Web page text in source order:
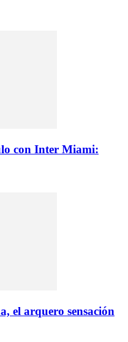
con Inter Miami:
el arquero sensación